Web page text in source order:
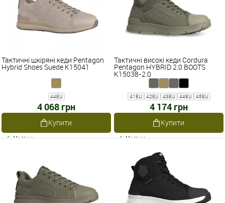
Тактичні шкіряні кеди Pentagon
Hybrid Shoes Suede K15041
44EU
4 068 грн
Купити
Наявне
Тактичні високі кеди Cordura
Pentagon HYBRID 2.0 BOOTS
K15038-2.0
41EU 42EU 43EU 44EU 45EU
4 174 грн
Купити
Наявне